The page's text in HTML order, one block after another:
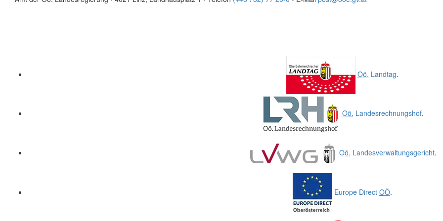
Oö. Landtag.
Oö. Landesrechnungshof.
Oö. Landesverwaltungsgericht.
Europe Direct OÖ.